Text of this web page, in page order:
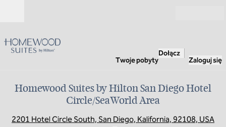
Twoje pobyty
Dołącz
Zaloguj się
Homewood Suites by Hilton San Diego Hotel
Circle/SeaWorld Area
2201 Hotel Circle South, San Diego, Kalifornia, 92108, USA